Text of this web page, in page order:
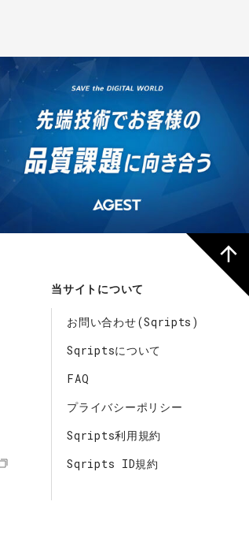
当サイトについて
お問い合わせ(Sqripts)
Sqriptsについて
FAQ
プライバシーポリシー
Sqripts利用規約
Sqripts ID規約